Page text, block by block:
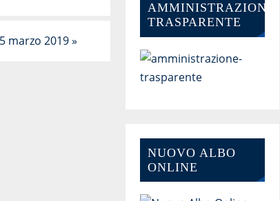
marzo 2019»
AMMINISTRAZIONE-
TRASPARENTE
NUOVO ALBO
ONLINE